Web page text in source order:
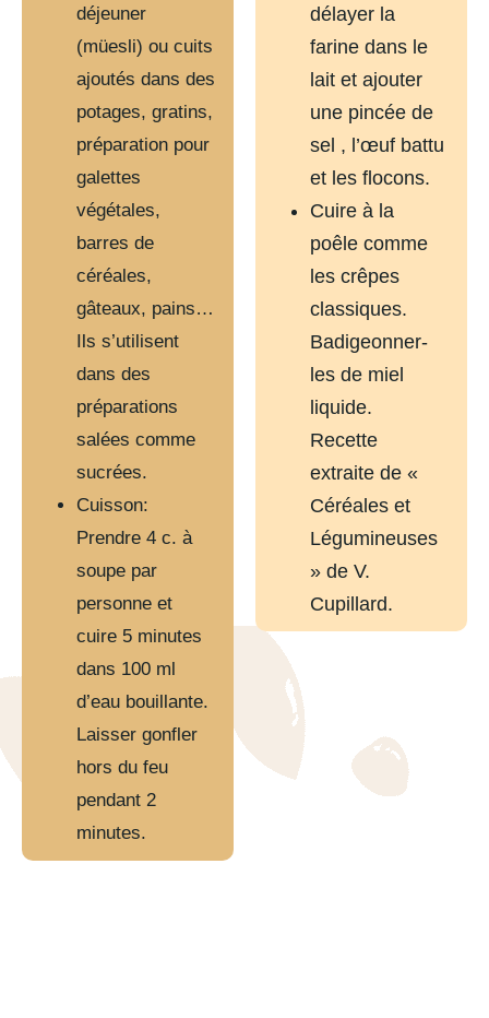
déjeuner
(müesli) ou cuits
ajoutés dans des
potages, gratins,
préparation pour
galettes
végétales,
barres de
céréales,
gâteaux, pains…
Ils s’utilisent
dans des
préparations
salées comme
sucrées.
Cuisson:
Prendre 4 c. à
soupe par
personne et
cuire 5 minutes
dans 100 ml
d’eau bouillante.
Laisser gonfler
hors du feu
pendant 2
minutes.
délayer la
farine dans le
lait et ajouter
une pincée de
sel , l’œuf battu
et les flocons.
Cuire à la
poêle comme
les crêpes
classiques.
Badigeonner-
les de miel
liquide.
Recette
extraite de «
Céréales et
Légumineuses
» de V.
Cupillard.